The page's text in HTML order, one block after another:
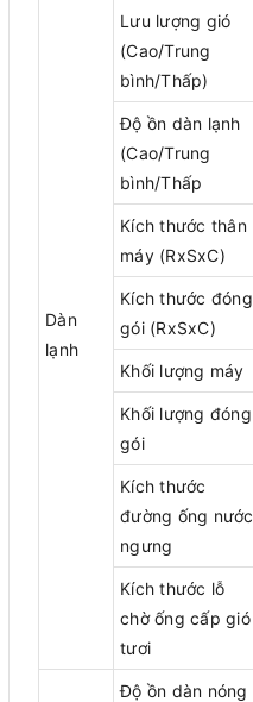
Dàn
lạnh
Lưu lượng gió
(Cao/Trung
bình/Thấp)
Độ ồn dàn lạnh
(Cao/Trung
bình/Thấp
Kích thước thân
máy (RxSxC)
Kích thước đóng
gói (RxSxC)
Khối lượng máy
Khối lượng đóng
gói
Kích thước
đường ống nước
ngưng
Kích thước lỗ
chờ ống cấp gió
tươi
Độ ồn dàn nóng